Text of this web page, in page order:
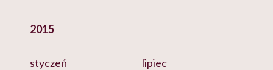
2015
styczeń
lipiec